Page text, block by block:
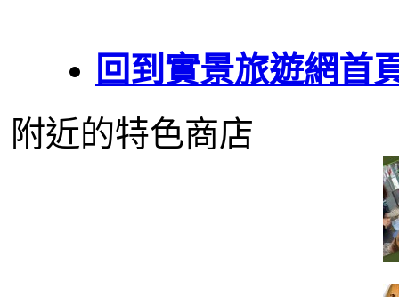
回到實景旅遊網首
附近的特色商店